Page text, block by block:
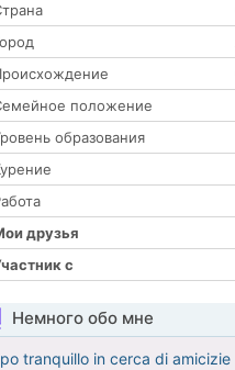
положение
образования
друзья
с
Немного обо мне
tranquillo in cerca di amicizie